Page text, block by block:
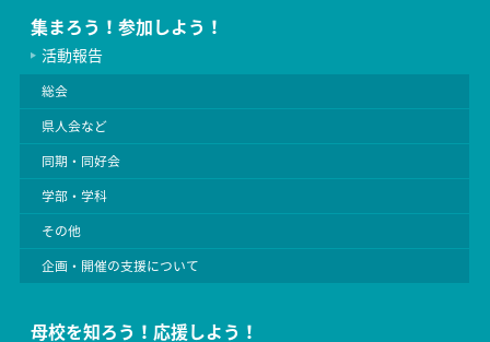
集まろう！参加しよう！
活動報告
総会
県人会など
同期・同好会
学部・学科
その他
企画・開催の支援について
母校を知ろう！応援しよう！